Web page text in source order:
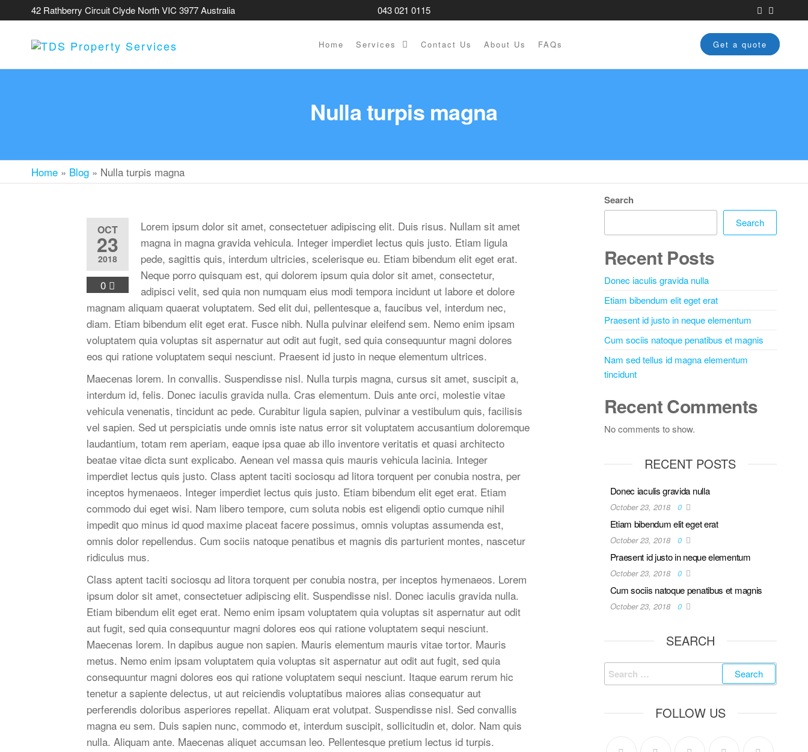
42 Rathberry Circuit Clyde North VIC 3977 Australia 043 021 0115
PROPERTY
Get a quote
Home Services Contact Us About Us FAQs
Nulla turpis magna
Home » Blog » Nulla turpis magna
OCT
23
2018
0
Lorem ipsum dolor sit amet, consectetuer adipiscing elit. Duis risus. Nullam sit amet
magna in magna gravida vehicula. Integer imperdiet lectus quis justo. Etiam ligula
pede, sagittis quis, interdum ultricies, scelerisque eu. Etiam bibendum elit eget erat.
Neque porro quisquam est, qui dolorem ipsum quia dolor sit amet, consectetur,
adipisci velit, sed quia non numquam eius modi tempora incidunt ut labore et dolore
magnam aliquam quaerat voluptatem. Sed elit dui, pellentesque a, faucibus vel, interdum nec,
diam. Etiam bibendum elit eget erat. Fusce nibh. Nulla pulvinar eleifend sem. Nemo enim ipsam
voluptatem quia voluptas sit aspernatur aut odit aut fugit, sed quia consequuntur magni dolores
eos qui ratione voluptatem sequi nesciunt. Praesent id justo in neque elementum ultrices.
Maecenas lorem. In convallis. Suspendisse nisl. Nulla turpis magna, cursus sit amet, suscipit a,
interdum id, felis. Donec iaculis gravida nulla. Cras elementum. Duis ante orci, molestie vitae
vehicula venenatis, tincidunt ac pede. Curabitur ligula sapien, pulvinar a vestibulum quis, facilisis
vel sapien. Sed ut perspiciatis unde omnis iste natus error sit voluptatem accusantium doloremque
laudantium, totam rem aperiam, eaque ipsa quae ab illo inventore veritatis et quasi architecto
beatae vitae dicta sunt explicabo. Aenean vel massa quis mauris vehicula lacinia. Integer
imperdiet lectus quis justo. Class aptent taciti sociosqu ad litora torquent per conubia nostra, per
inceptos hymenaeos. Integer imperdiet lectus quis justo. Etiam bibendum elit eget erat. Etiam
commodo dui eget wisi. Nam libero tempore, cum soluta nobis est eligendi optio cumque nihil
impedit quo minus id quod maxime placeat facere possimus, omnis voluptas assumenda est,
omnis dolor repellendus. Cum sociis natoque penatibus et magnis dis parturient montes, nascetur
ridiculus mus.
Class aptent taciti sociosqu ad litora torquent per conubia nostra, per inceptos hymenaeos. Lorem
ipsum dolor sit amet, consectetuer adipiscing elit. Suspendisse nisl. Donec iaculis gravida nulla.
Etiam bibendum elit eget erat. Nemo enim ipsam voluptatem quia voluptas sit aspernatur aut odit
aut fugit, sed quia consequuntur magni dolores eos qui ratione voluptatem sequi nesciunt.
Maecenas lorem. In dapibus augue non sapien. Mauris elementum mauris vitae tortor. Mauris
metus. Nemo enim ipsam voluptatem quia voluptas sit aspernatur aut odit aut fugit, sed quia
consequuntur magni dolores eos qui ratione voluptatem sequi nesciunt. Itaque earum rerum hic
tenetur a sapiente delectus, ut aut reiciendis voluptatibus maiores alias consequatur aut
perferendis doloribus asperiores repellat. Aliquam erat volutpat. Suspendisse nisl. Sed convallis
magna eu sem. Duis sapien nunc, commodo et, interdum suscipit, sollicitudin et, dolor. Nam quis
nulla. Aliquam ante. Maecenas aliquet accumsan leo. Pellentesque pretium lectus id turpis.
Search
Search
Recent Posts
Donec iaculis gravida nulla
Etiam bibendum elit eget erat
Praesent id justo in neque elementum
Cum sociis natoque penatibus et magnis
Nam sed tellus id magna elementum
tincidunt
Recent Comments
No comments to show.
RECENT POSTS
Donec iaculis gravida nulla
October 23, 2018 0
Etiam bibendum elit eget erat
October 23, 2018 0
Praesent id justo in neque elementum
October 23, 2018 0
Cum sociis natoque penatibus et magnis
October 23, 2018 0
SEARCH
FOLLOW US